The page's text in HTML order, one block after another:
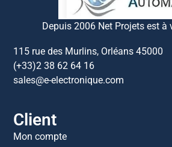
Depuis 2006 Net Projets est à
115 rue des Murlins, Orléans 45000
(+33)2 38 62 64 16
sales@e-electronique.com
Client
Mon compte